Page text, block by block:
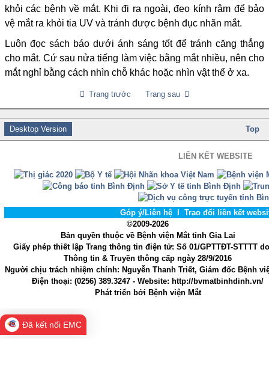
khỏi các bệnh về mắt. Khi đi ra ngoài, đeo kính râm để bảo
vệ mắt ra khỏi tia UV và tránh được bệnh đục nhãn mắt.
Luôn đọc sách báo dưới ánh sáng tốt để tránh căng thẳng
cho mắt. Cứ sau nửa tiếng làm việc bằng mắt nhiều, nên cho
mắt nghỉ bằng cách nhìn chỗ khác hoặc nhìn vật thể ở xa.
Trang trước Trang sau
Desktop Version Top
LIÊN KẾT WEBSITE
Góp ý/Liên hệ
Trao đổi liên kết
©2009-2026
Bản quyền thuộc về Bệnh viện Mắt tỉnh Gia Lai
Giấy phép thiết lập Trang thông tin điện tử: Số 01/GPTTĐT-STTTT
Thông tin & Truyền thông cấp ngày 28/9/2016
Người chịu trách nhiệm chính: Nguyễn Thanh Triết, Giám đốc Bệnh
Điện thoại:(0256) 389.3247- Website: http://bvmatbinhdinh.vn/
Phát triển bởi Bệnh viện Mắt
Đã kết nối EMC